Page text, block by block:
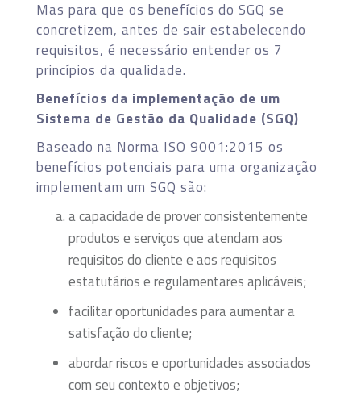
Mas para que os benefícios do SGQ se
concretizem, antes de sair estabelecendo
requisitos, é necessário entender os 7
princípios da qualidade.
Benefícios da implementação de um
Sistema de Gestão da Qualidade (SGQ)
Baseado na Norma ISO 9001:2015 os
benefícios potenciais para uma organização
implementam um SGQ são:
a capacidade de prover consistentemente
produtos e serviços que atendam aos
requisitos do cliente e aos requisitos
estatutários e regulamentares aplicáveis;
facilitar oportunidades para aumentar a
satisfação do cliente;
abordar riscos e oportunidades associados
com seu contexto e objetivos;